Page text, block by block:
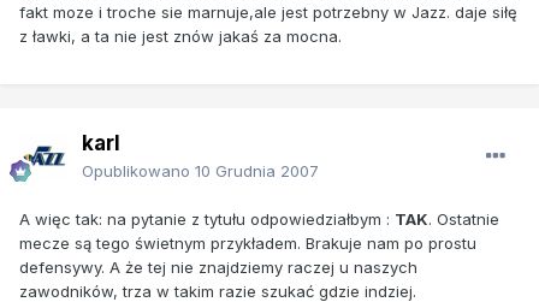
fakt moze i troche sie marnuje,ale jest potrzebny w Jazz. daje siłę
z ławki, a ta nie jest znów jakaś za mocna.
karl
Opublikowano 10 Grudnia 2007
A więc tak: na pytanie z tytułu odpowiedziałbym : TAK. Ostatnie
mecze są tego świetnym przykładem. Brakuje nam po prostu
defensywy. A że tej nie znajdziemy raczej u naszych
zawodników, trza w takim razie szukać gdzie indziej.